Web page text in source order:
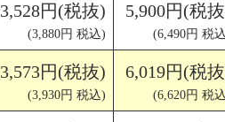
3,528円(税抜)
(3,880円 税込)
5,900円(税
(6,490円 税
3,573円(税抜)
(3,930円 税込)
6,019円(税
(6,620円 税